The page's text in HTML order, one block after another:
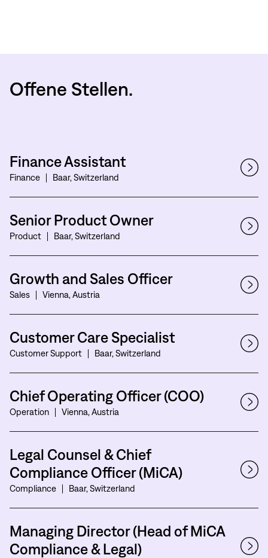
Offene Stellen.
Finance Assistant
Finance Baar, Switzerland
Senior Product Owner
Product Baar, Switzerland
Growth and Sales Officer
Sales Vienna, Austria
Customer Care Specialist
Customer Support Baar, Switzerland
Chief Operating Officer (COO)
Operation Vienna, Austria
Legal Counsel & Chief
Compliance Officer (MiCA)
Compliance Baar, Switzerland
Managing Director (Head of MiCA
Compliance & Legal)